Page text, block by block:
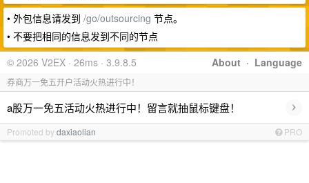
• 外包信息请发到 /go/outsourcing 节点。
• 不要把相同的信息发到不同的节点
About · Language
© 2026 V2EX · 26ms · 3.9.8.5
券商万一免五开户活动火热进行中！
a股万一免五活动火热进行中！留言就抽鼠标键盘！ ›
Promoted bydaxiaolian PRO